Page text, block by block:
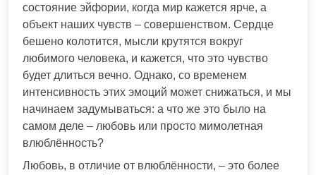
состояние эйфории, когда мир кажется ярче, а
объект наших чувств – совершенством. Сердце
бешено колотится, мысли крутятся вокруг
любимого человека, и кажется, что это чувство
будет длиться вечно. Однако, со временем
интенсивность этих эмоций может снижаться, и мы
начинаем задумываться: а что же это было на
самом деле – любовь или просто мимолетная
влюблённость?
Любовь, в отличие от влюблённости, – это более